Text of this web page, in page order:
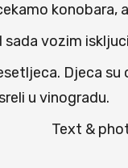
konobara,
vozim
Djeca su
u vinogradu.
Text &